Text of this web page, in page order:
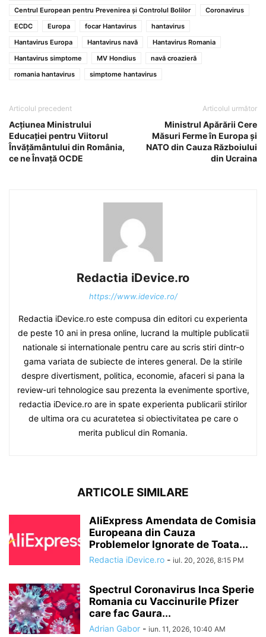
Centrul European pentru Prevenirea și Controlul Bolilor
Coronavirus
ECDC
Europa focar Hantavirus
hantavirus
Hantavirus Europa
Hantavirus navă
Hantavirus Romania
Hantavirus simptome
MV Hondius
navă croazieră
romania hantavirus
simptome hantavirus
Articolul precedent
Acțiunea Ministrului
Educației pentru Viitorul
Învățământului din România,
ce ne Învață OCDE
Articolul următor
Ministrul Apărării Cere
Măsuri Ferme în Europa și
NATO din Cauza Războiului
din Ucraina
Redactia iDevice.ro
https://www.idevice.ro/
Redactia iDevice.ro este compusa din editori cu experienta
de peste 10 ani in presa online, lucrand la multiple publicatii
nationale si internationale pentru care au scris stiri dintr-o
gama variata de subiecte de interes general. De la stirile
despre divertisment, politica, economie, afaceri si pana la
review-uri tehnologice sau prezenta la evenimente sportive,
redactia iDevice.ro are in spate experienta publicarii stirilor
de ultima ora cu acuratetea si obiectivitatea pe care o
merita publicul din Romania.
ARTICOLE SIMILARE
AliExpress Amendata de Comisia
Europeana din Cauza
Problemelor Ignorate de Toata...
Redactia iDevice.ro - iul. 20, 2026, 8:15 PM
Spectrul Coronavirus Inca Sperie
Romania cu Vaccinurile Pfizer
care fac Gaura...
Adrian Gabor - iun. 11, 2026, 10:40 AM